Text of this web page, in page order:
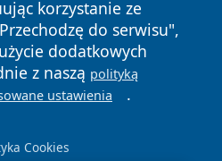
korzystanie ze
do serwisu",
dodatkowych
z naszą polityką
ustawienia .
Cookies
Polityka
Cookies